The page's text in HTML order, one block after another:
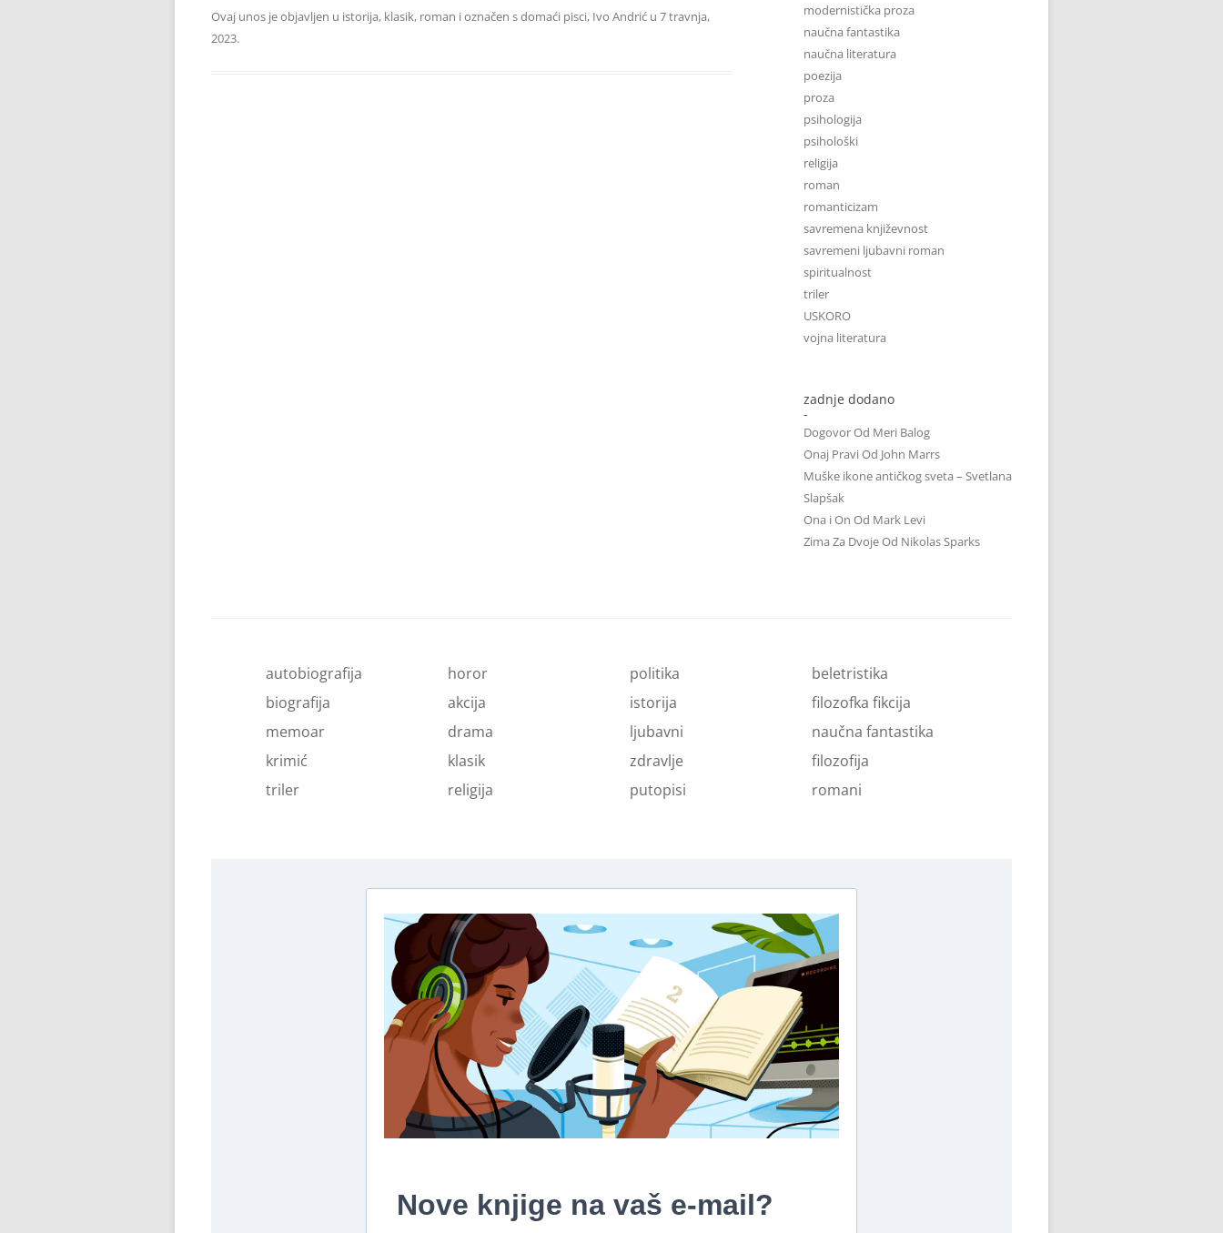
Ovaj unos je objavljen u istorija, klasik, roman i označen sdomaći pisci, Ivo Andrić u 7 travnja,
2023.
modernistička proza
naučna fantastika
naučna literatura
poezija
proza
psihologija
psihološki
religija
roman
romanticizam
savremena književnost
savremeni ljubavni roman
spiritualnost
triler
USKORO
vojna literatura
zadnje dodano
-
Dogovor Od Meri Balog
Onaj Pravi Od John Marrs
Muške ikone antičkog sveta – Svetlana
Slapšak
Ona i On Od Mark Levi
Zima Za Dvoje Od Nikolas Sparks
autobiografija
biografija
memoar
krimić
triler
horor
akcija
drama
klasik
religija
politika
istorija
ljubavni
zdravlje
putopisi
beletristika
filozofka fikcija
naučna fantastika
filozofija
romani
Nove knjige na vaš e-mail?